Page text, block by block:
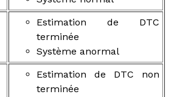
Estimation de DTC
terminée
Système anormal
Estimation de DTC non
terminée